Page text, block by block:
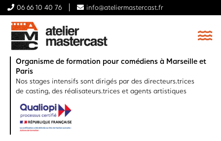
06 66 10 40 76 info@ateliermastercast.fr
Organisme de formation pour comédiens à Marseille et
Paris
Nos stages intensifs sont dirigés par des directeurs.trices
de casting, des réalisateurs.trices et agents artistiques